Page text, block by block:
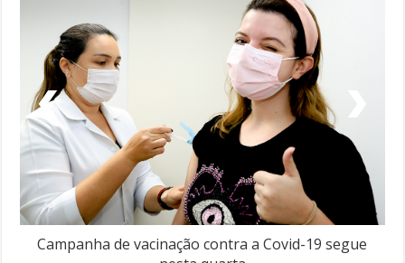
Campanha de vacinação contra a Covid-19 segue